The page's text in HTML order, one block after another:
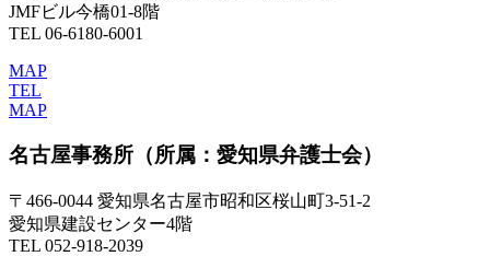
JMFビル今橋01-8階
TEL 06-6180-6001
MAP
TEL
MAP
名古屋事務所 （所属：愛知県弁護士会）
〒466-0044 愛知県名古屋市昭和区桜山町3-51-2
愛知県建設センター4階
TEL 052-918-2039